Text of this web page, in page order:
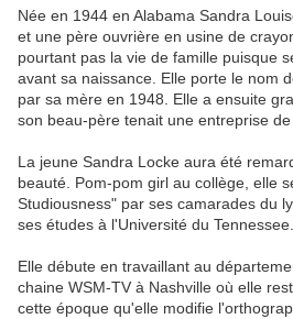
Née en 1944 en Alabama Sandra
et une père ouvrière en usine de
pourtant pas la vie de famille puisque
avant sa naissance. Elle porte le nom
par sa mère en 1948. Elle a ensuite
son beau-père tenait une entreprise de
La jeune Sandra Locke aura été
beauté. Pom-pom girl au collège, elle
Studiousness" par ses camarades du
ses études à l'Université du Tennessee.
Elle débute en travaillant au
chaine WSM-TV à Nashville où elle
cette époque qu'elle modifie